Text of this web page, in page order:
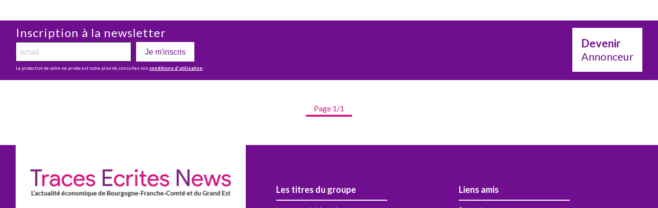
Inscription à la newsletter
Je m'inscris
La protection de votre vie privée est notre priorité, consultez nos conditions d’utilisation.
Devenir
Annonceur
Page 1/1
Les titres du groupe Liens amis